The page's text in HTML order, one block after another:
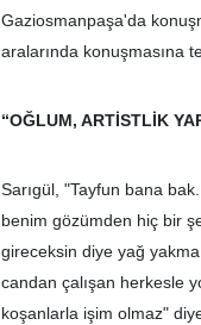
Gaziosmanpaşa'da
aralarında konuşmasına
“OĞLUM, ARTİSTLİK
Sarıgül, "Tayfun bana
benim gözümden hiç bir
gireceksin diye yağ
candan çalışan herkesle
koşanlarla işim olmaz"